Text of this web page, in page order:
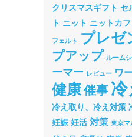
クリスマスギフト セ
ト ニット ニットカフ
フェルト プレゼ
プアップ ルーム
ーマー レビュー ワ
健康催事 冷
冷え取り、冷え対策
妊娠 妊活 対策 東京マ